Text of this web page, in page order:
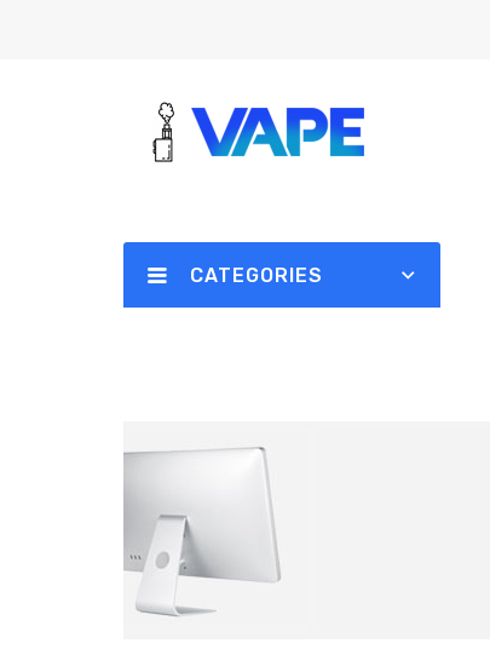
CATEGORIES